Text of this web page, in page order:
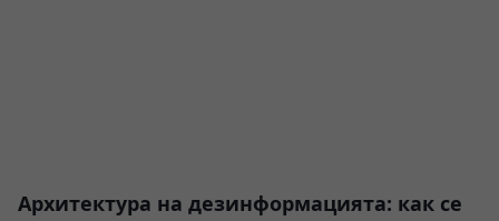
Архитектура на дезинформацията: как се